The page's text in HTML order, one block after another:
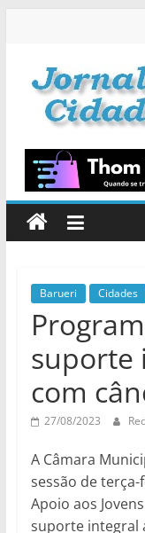
conteúdo
Jornal
Mais
Medida
Certa!
Barueri Cidades
suporte
com
27/08/2023
A Câmara
sessão de
Apoio aos
suporte integral